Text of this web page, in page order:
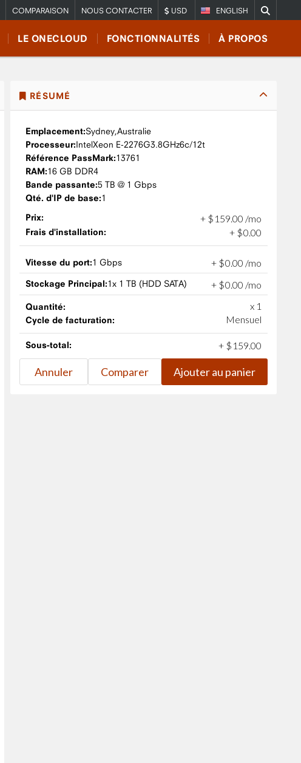
ENGLISH
COMPARAISON NOUS CONTACTER USD
LE ONECLOUD FONCTIONNALITÉS À PROPOS
RÉSUMÉ
Emplacement:Sydney,Australie
Processeur:IntelXeon E-2276G3.8GHz6c/12t
Référence PassMark:13761
RAM:16 GB DDR4
Bande passante:5 TB @ 1 Gbps
Qté. d'IP de base:1
Prix:
+ $ 159 00 /mo
Frais d'installation: + $0.00
Vitesse du port:1 Gbps + $0.00 /mo
Stockage Principal:1x 1 TB (HDD SATA) + $0.00 /mo
Quantité: x 1
Cycle de facturation: Mensuel
Sous-total: + $ 159.00